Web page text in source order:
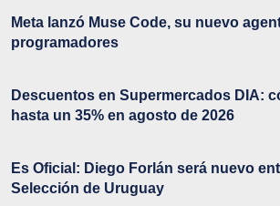
Meta lanzó Muse Code, su nuevo
programadores
Descuentos en Supermercados DIA:
hasta un 35% en agosto de 2026
Es Oficial: Diego Forlán será nuevo
Selección de Uruguay